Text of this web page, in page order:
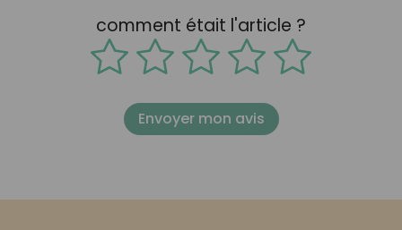
comment était l'article ?
Envoyer mon avis